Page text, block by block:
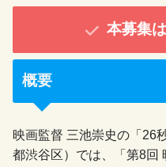
本募集
概要
映画監督 三池崇史の「26
都渋谷区）では、「第8回